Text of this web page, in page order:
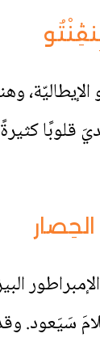
قلوبًا
الحِصار
حاصرَ
سَيَعود.